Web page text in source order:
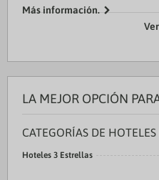
Más información.
LA MEJOR OPCIÓN
CATEGORÍAS DE
Hoteles 3 Estrellas